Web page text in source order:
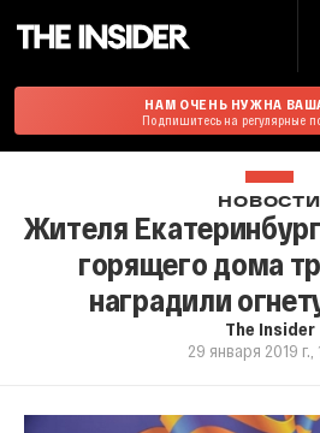
НАМ ОЧЕНЬ НУЖНА
Подпишитесь на регулярные
НОВОСТИ
Жителя
горящего дома
наградили
The Insider
29 января 2019 г.,